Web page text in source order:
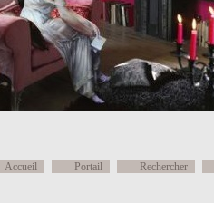
Accueil Portail Rechercher